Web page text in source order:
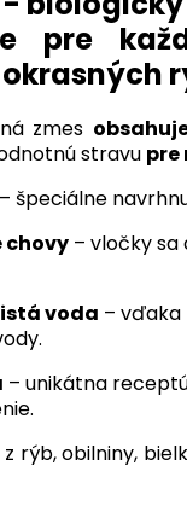
pre
zmes
stravu pre
– špeciálne
chovy – vločky sa
voda –
– unikátna
rýb, obilniny,